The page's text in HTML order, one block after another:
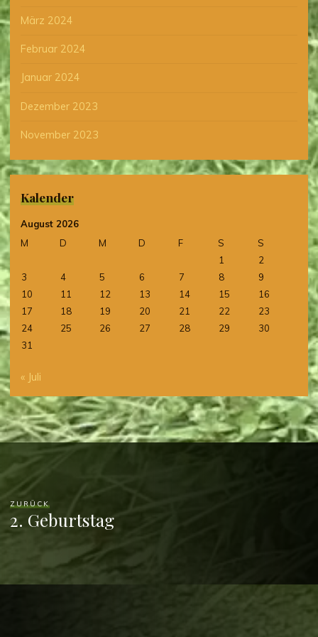
März 2024
Februar 2024
Januar 2024
Dezember 2023
November 2023
Kalender
August 2026
M
D M D F S
S
1
2
3
4 5 6 7 8
9
10
11 12 13 14 15
16
17
18 19 20 21 22
23
24
25 26 27 28 29
30
31
« Juli
ZURÜCK
2. Geburtstag